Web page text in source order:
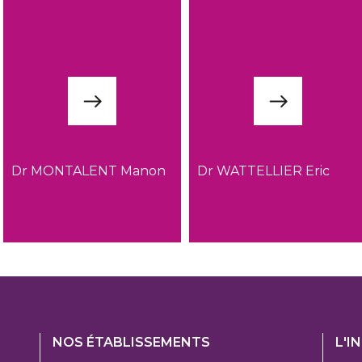
Dr MONTALENT Manon Dr WATTELLIER Eric
Footer
NOS ÉTABLISSEMENTS